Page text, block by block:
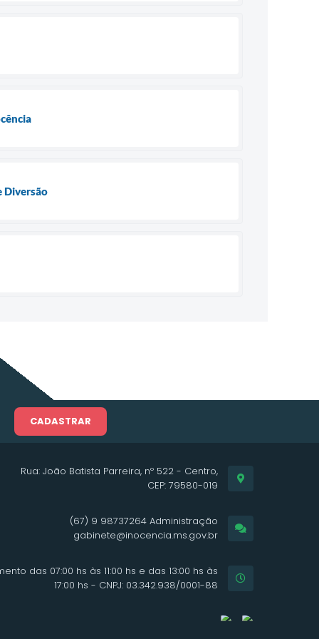
Diversão
CADASTRAR
Rua: João Batista Parreira, nº 522 - Centro,
CEP: 79580-019
(67) 9 98737264 Administração
gabinete@inocencia.ms.gov.br
das 07:00 hs às 11:00 hs e das 13:00 hs às
17:00 hs - CNPJ: 03.342.938/0001-88